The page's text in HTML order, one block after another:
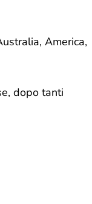
America,
dopo tanti